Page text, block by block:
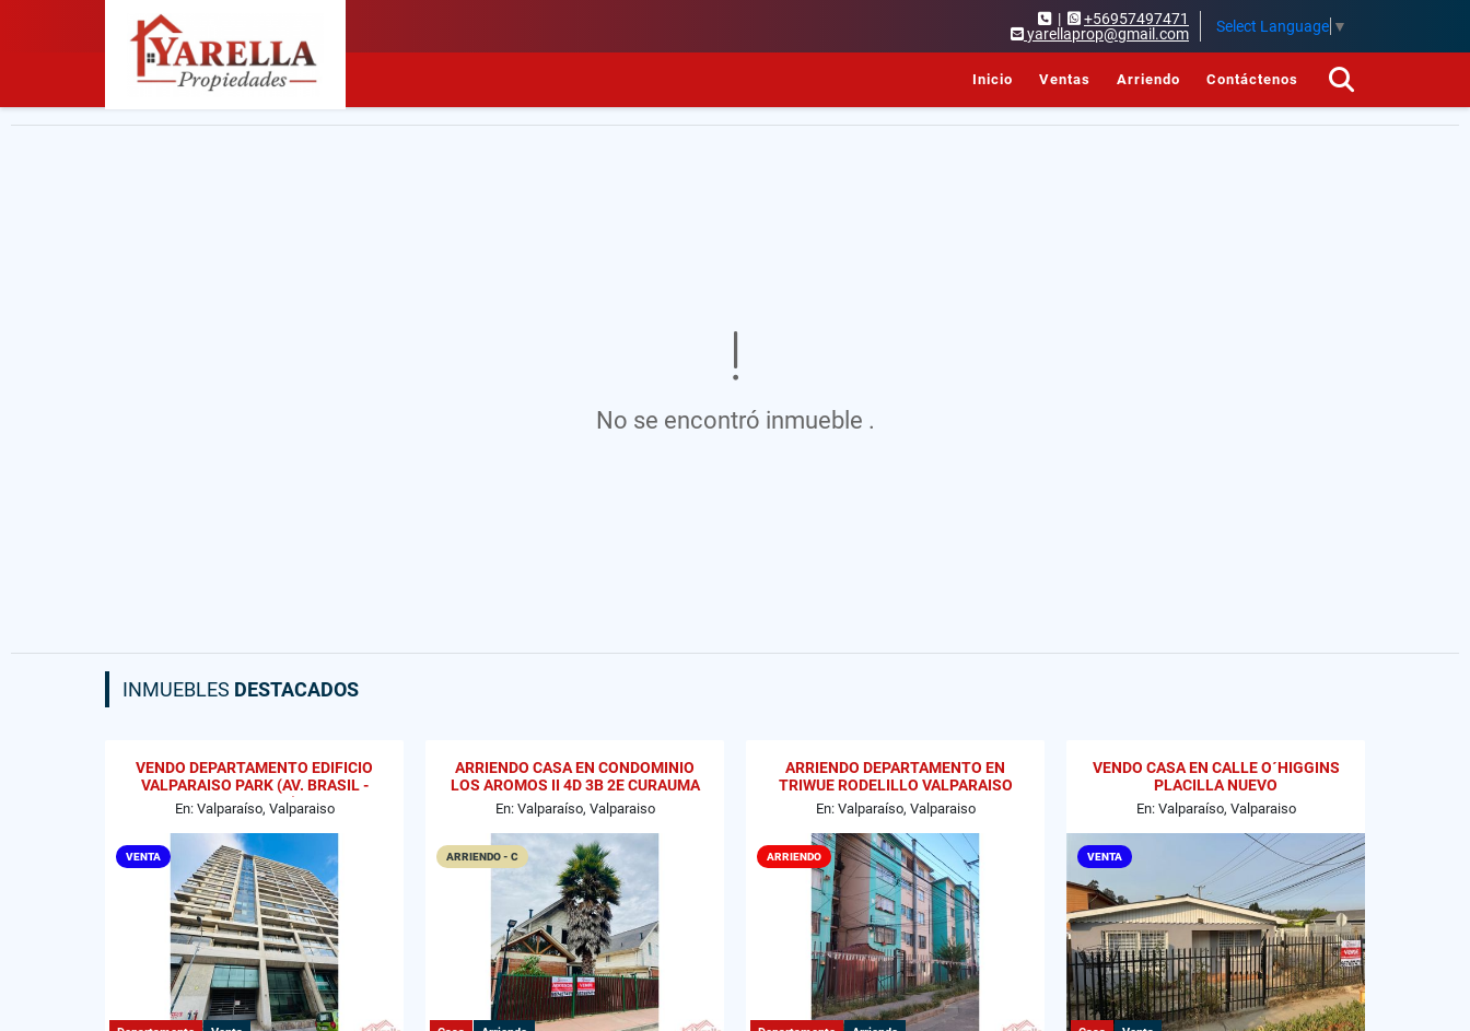
|
+56957497471
yarellaprop@gmail.com
Select Language ▼
Inicio Ventas Arriendo Contáctenos
No se encontró inmueble .
INMUEBLES DESTACADOS
VENDO DEPARTAMENTO EDIFICIO
VALPARAISO PARK (AV. BRASIL -
GRAL CRUZ)
En: Valparaíso, Valparaiso
VENTA
ARRIENDO CASA EN CONDOMINIO
LOS AROMOS II 4D 3B 2E CURAUMA
VALPARAISO
En: Valparaíso, Valparaiso
ARRIENDO - C
ARRIENDO DEPARTAMENTO EN
TRIWUE RODELILLO VALPARAISO
En: Valparaíso, Valparaiso
ARRIENDO
VENDO CASA EN CALLE O´HIGGINS
PLACILLA NUEVO
En: Valparaíso, Valparaiso
VENTA